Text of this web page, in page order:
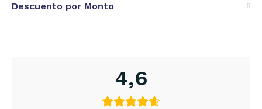
Descuento por Monto
4,6